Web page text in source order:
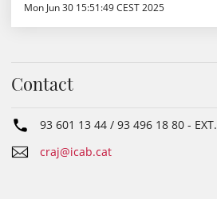
Mon Jun 30 15:51:49 CEST 2025
Contact
93 601 13 44 / 93 496 18 80 - EXT.
craj@icab.cat